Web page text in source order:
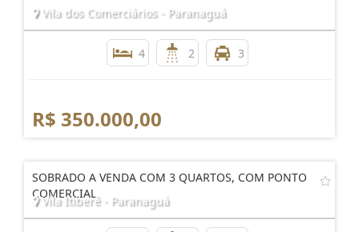
Vila dos Comerciários - Paranaguá
4 2 3
R$ 350.000,00
SOBRADO A VENDA COM 3 QUARTOS, COM PONTO
COMERCIAL
Vila Itiberê - Paranaguá